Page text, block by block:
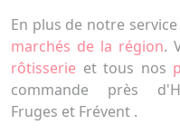
En plus de notre
marchés de la région.
rôtisserie et tous nos
commande près
Fruges et Frévent .